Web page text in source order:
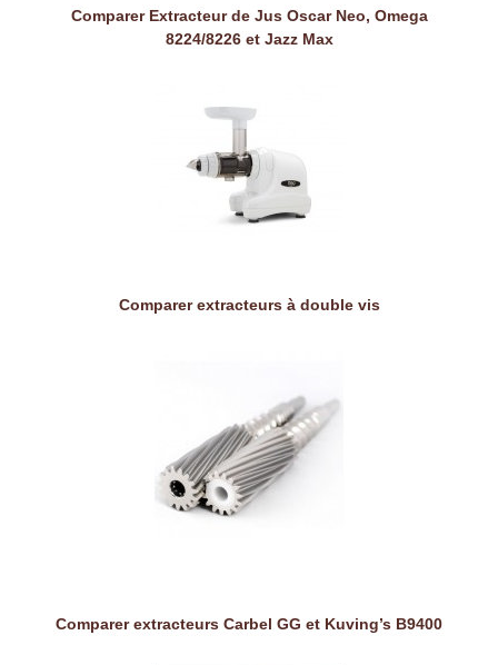
Comparer Extracteur de Jus Oscar Neo, Omega
8224/8226 et Jazz Max
Comparer extracteurs à double vis
Comparer extracteurs Carbel GG et Kuving’s B9400